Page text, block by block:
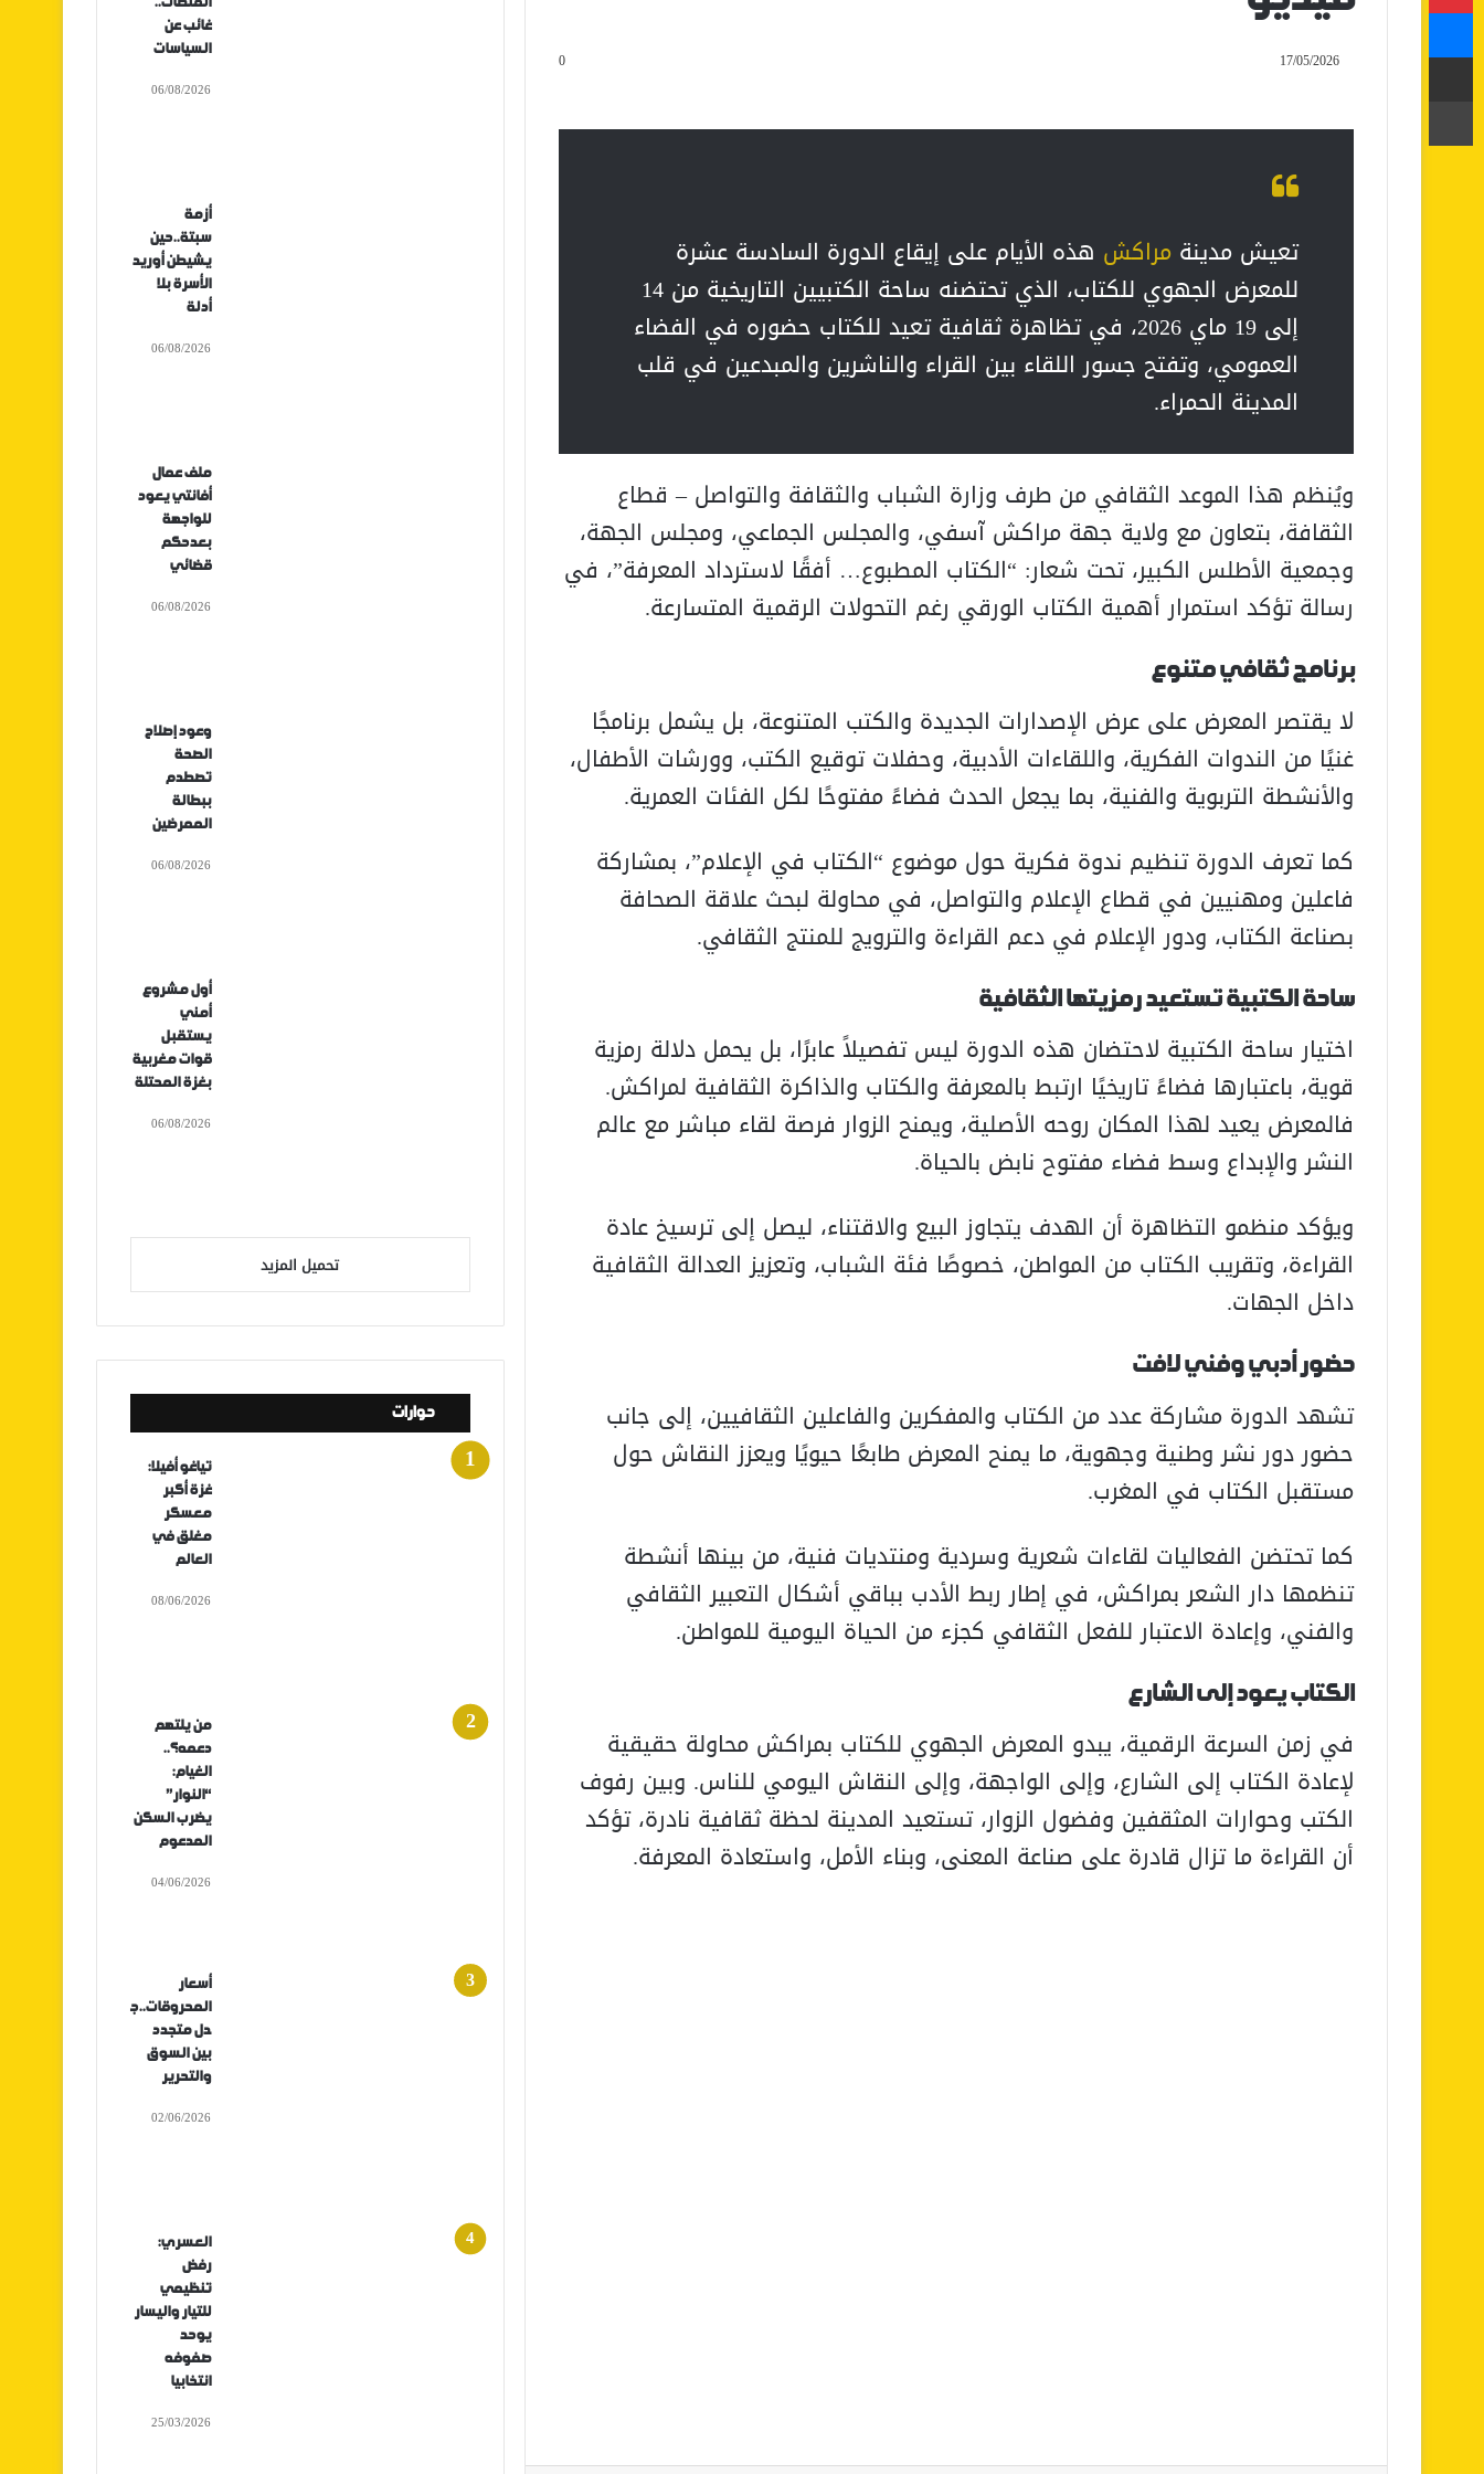
17/05/2026
0
تعيش مدينة مراكش هذه الأيام على إيقاع الدورة السادسة عشرة
للمعرض الجهوي للكتاب، الذي تحتضنه ساحة الكتبيين التاريخية من 14
إلى 19 ماي 2026، في تظاهرة ثقافية تعيد للكتاب حضوره في الفضاء
العمومي، وتفتح جسور اللقاء بين القراء والناشرين والمبدعين في قلب
المدينة الحمراء.
ويُنظم هذا الموعد الثقافي من طرف وزارة الشباب والثقافة والتواصل – قطاع
الثقافة، بتعاون مع ولاية جهة مراكش آسفي، والمجلس الجماعي، ومجلس الجهة،
وجمعية الأطلس الكبير، تحت شعار: “الكتاب المطبوع… أفقًا لاسترداد المعرفة”، في
رسالة تؤكد استمرار أهمية الكتاب الورقي رغم التحولات الرقمية المتسارعة.
برنامج ثقافي متنوع
لا يقتصر المعرض على عرض الإصدارات الجديدة والكتب المتنوعة، بل يشمل برنامجًا
غنيًا من الندوات الفكرية، واللقاءات الأدبية، وحفلات توقيع الكتب، وورشات الأطفال،
والأنشطة التربوية والفنية، بما يجعل الحدث فضاءً مفتوحًا لكل الفئات العمرية.
كما تعرف الدورة تنظيم ندوة فكرية حول موضوع “الكتاب في الإعلام”، بمشاركة
فاعلين ومهنيين في قطاع الإعلام والتواصل، في محاولة لبحث علاقة الصحافة
بصناعة الكتاب، ودور الإعلام في دعم القراءة والترويج للمنتج الثقافي.
ساحة الكتبية تستعيد رمزيتها الثقافية
اختيار ساحة الكتبية لاحتضان هذه الدورة ليس تفصيلاً عابرًا، بل يحمل دلالة رمزية
قوية، باعتبارها فضاءً تاريخيًا ارتبط بالمعرفة والكتاب والذاكرة الثقافية لمراكش.
فالمعرض يعيد لهذا المكان روحه الأصلية، ويمنح الزوار فرصة لقاء مباشر مع عالم
النشر والإبداع وسط فضاء مفتوح نابض بالحياة.
ويؤكد منظمو التظاهرة أن الهدف يتجاوز البيع والاقتناء، ليصل إلى ترسيخ عادة
القراءة، وتقريب الكتاب من المواطن، خصوصًا فئة الشباب، وتعزيز العدالة الثقافية
داخل الجهات.
حضور أدبي وفني لافت
تشهد الدورة مشاركة عدد من الكتاب والمفكرين والفاعلين الثقافيين، إلى جانب
حضور دور نشر وطنية وجهوية، ما يمنح المعرض طابعًا حيويًا ويعزز النقاش حول
مستقبل الكتاب في المغرب.
كما تحتضن الفعاليات لقاءات شعرية وسردية ومنتديات فنية، من بينها أنشطة
تنظمها دار الشعر بمراكش، في إطار ربط الأدب بباقي أشكال التعبير الثقافي
والفني، وإعادة الاعتبار للفعل الثقافي كجزء من الحياة اليومية للمواطن.
الكتاب يعود إلى الشارع
في زمن السرعة الرقمية، يبدو المعرض الجهوي للكتاب بمراكش محاولة حقيقية
لإعادة الكتاب إلى الشارع، وإلى الواجهة، وإلى النقاش اليومي للناس. وبين رفوف
الكتب وحوارات المثقفين وفضول الزوار، تستعيد المدينة لحظة ثقافية نادرة، تؤكد
أن القراءة ما تزال قادرة على صناعة المعنى، وبناء الأمل، واستعادة المعرفة.
غائب عن
السياسات
06/08/2026
أزمة
سبتة..حين
يشيطن أوريد
الأسرة بلا
أدلة
06/08/2026
ملف عمال
أفانتي يعود
للواجهة
بعدحكم
قضائي
06/08/2026
وعود إصلاح
الصحة
تصطدم
ببطالة
الممرضين
06/08/2026
أول مشروع
أمني
يستقبل
قوات مغربية
بغزة المحتلة
06/08/2026
تحميل المزيد
حوارات
تياغو أفيلا:
غزة أكبر
معسكر
مغلق في
العالم
08/06/2026
من يلتهم
دعمه؟..
الغيام:
“النوار”
يضرب السكن
المدعوم
04/06/2026
أسعار
المحروقات..ج
دل متجدد
بين السوق
والتحرير
02/06/2026
العسري:
رفض
تنظيمي
للتيار واليسار
يوحد
صفوفه
انتخابيا
25/03/2026